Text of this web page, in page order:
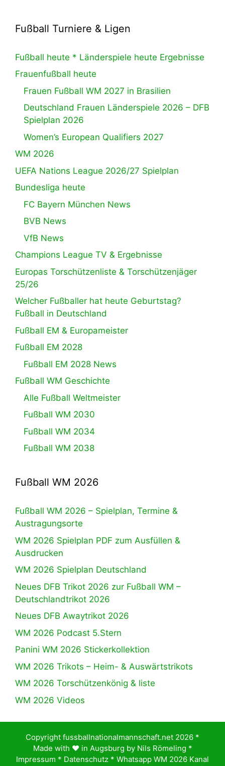
Fußball Turniere & Ligen
Fußball heute * Länderspiele heute Ergebnisse
Frauenfußball heute
Frauen Fußball WM 2027 in Brasilien
Deutschland Frauen Länderspiele 2026 – DFB
Spielplan 2026
Women’s European Qualifiers 2027
WM 2026
UEFA Nations League 2026/27 Spielplan
Bundesliga heute
FC Bayern München News
BVB News
VfB News
Champions League TV & Ergebnisse
Europas Torschützenliste & Torschützenjäger
25/26
Welcher Fußballer hat heute Geburtstag?
Fußball in Deutschland
Fußball EM & Europameister
Fußball EM 2028
Fußball EM 2028 News
Fußball WM Geschichte
Alle Fußball Weltmeister
Fußball WM 2030
Fußball WM 2034
Fußball WM 2038
Fußball WM 2026
Fußball WM 2026 – Spielplan, Termine &
Austragungsorte
WM 2026 Spielplan PDF zum Ausfüllen &
Ausdrucken
WM 2026 Spielplan Deutschland
Neues DFB Trikot 2026 zur Fußball WM –
Deutschlandtrikot 2026
Neues DFB Awaytrikot 2026
WM 2026 Podcast 5.Stern
Panini WM 2026 Stickerkollektion
WM 2026 Trikots – Heim- & Auswärtstrikots
WM 2026 Torschützenkönig & liste
WM 2026 Videos
Copyright fussballnationalmannschaft.net 2026 *
Made with ♥️ in Augsburg by Nils Römeling *
Impressum * Datenschutz * Whatsapp WM 2026 Kanal